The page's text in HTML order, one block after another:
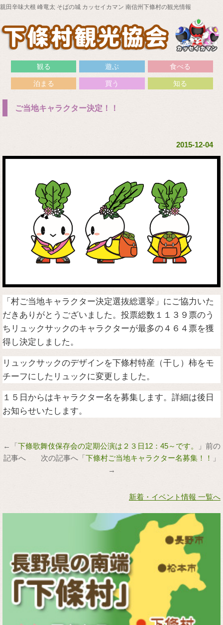
親田辛味大根 峰竜太 そばの城 カッセイカマン 南信州下條村の観光情報
観る 遊ぶ 食べる
泊まる 買う 知る
ご当地キャラクター決定！！
2015-12-04
「村ご当地キャラクター決定選抜総選挙」にご協力いた
だきありがとうございました。投票総数１１３９票のう
ちリュックサックのキャラクターが最多の４６４票を獲
得し決定しました。
リュックサックのデザインを下條村特産（干し）柿をモ
チーフにしたリュックに変更しました。
１５日からはキャラクター名を募集します。詳細は後日
お知らせいたします。
←「下條歌舞伎保存会の定期公演は２３日12：45～です。
」前の
記事へ 次の記事へ「下條村ご当地キャラクター名募集！！
」
→
新着・イベント情報 一覧へ